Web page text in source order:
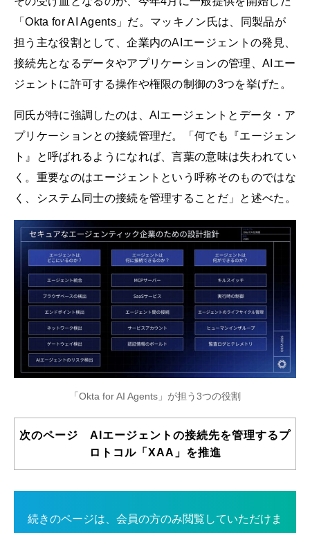
「Okta for AI Agents」だ。マッキノン氏は、同製品が
担う主な役割として、企業内のAIエージェントの発見、
接続先となるデータやアプリケーションの管理、AIエー
ジェントに許可する操作や権限の制御の3つを挙げた。
同氏が特に強調したのは、AIエージェントとデータ・ア
プリケーションとの接続管理だ。「何でも『エージェン
ト』と呼ばれるようになれば、言葉の意味は失われてい
く。重要なのはエージェントという呼称そのものではな
く、システム同士の接続を管理することだ」と述べた。
「Okta for AI Agents」が担う3つの役割
次のページ AIエージェントの接続先を管理するプ
ロトコル「XAA」を推進
続きのページは、会員の方のみ閲覧していただけま